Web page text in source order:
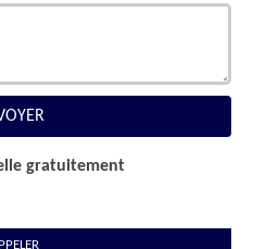
gratuitement